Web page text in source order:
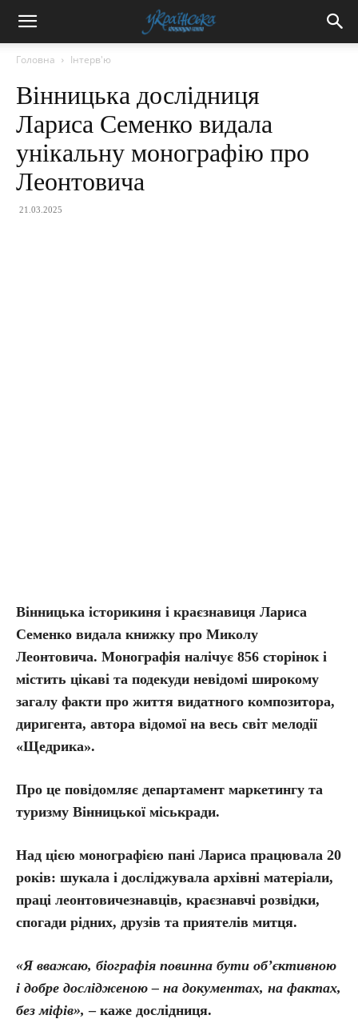
Головна Інтерв'ю
Вінницька дослідниця
Лариса Семенко видала
унікальну монографію про
Леонтовича
21.03.2025
Вінницька історикиня і краєзнавиця Лариса
Семенко видала книжку про Миколу
Леонтовича. Монографія налічує 856 сторінок і
містить цікаві та подекуди невідомі широкому
загалу факти про життя видатного композитора,
диригента, автора відомої на весь світ мелодії
«Щедрика».
Про це повідомляє департамент маркетингу та
туризму Вінницької міськради.
Над цією монографією пані Лариса працювала 20
років: шукала і досліджувала архівні матеріали,
праці леонтовичезнавців, краєзнавчі розвідки,
спогади рідних, друзів та приятелів митця.
«Я вважаю, біографія повинна бути об’єктивною
і добре дослідженою – на документах, на фактах,
без міфів», – каже дослідниця.